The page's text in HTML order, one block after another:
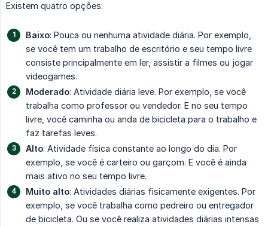
Existem quatro opções:
Baixo: Pouca ou nenhuma atividade diária. Por exemplo,
se você tem um trabalho de escritório e seu tempo livre
consiste principalmente em ler, assistir a filmes ou jogar
videogames.
Moderado: Atividade diária leve. Por exemplo, se você
trabalha como professor ou vendedor. E no seu tempo
livre, você caminha ou anda de bicicleta para o trabalho e
faz tarefas leves.
Alto: Atividade física constante ao longo do dia. Por
exemplo, se você é carteiro ou garçom. E você é ainda
mais ativo no seu tempo livre.
Muito alto: Atividades diárias fisicamente exigentes. Por
exemplo, se você trabalha como pedreiro ou entregador
de bicicleta. Ou se você realiza atividades diárias intensas